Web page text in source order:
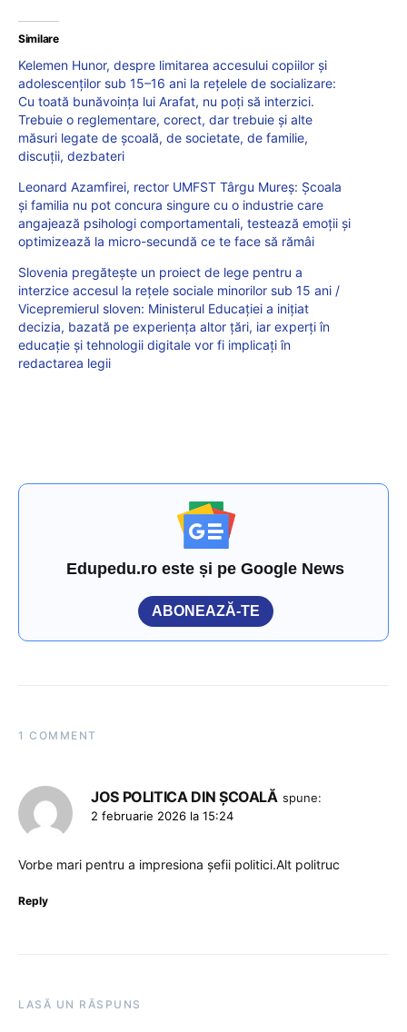
Similare
Kelemen Hunor, despre limitarea accesului copiilor și
adolescenților sub 15–16 ani la rețelele de socializare:
Cu toată bunăvoința lui Arafat, nu poți să interzici.
Trebuie o reglementare, corect, dar trebuie și alte
măsuri legate de școală, de societate, de familie,
discuții, dezbateri
Leonard Azamfirei, rector UMFST Târgu Mureș: Școala
și familia nu pot concura singure cu o industrie care
angajează psihologi comportamentali, testează emoții și
optimizează la micro-secundă ce te face să rămâi
Slovenia pregătește un proiect de lege pentru a
interzice accesul la rețele sociale minorilor sub 15 ani /
Vicepremierul sloven: Ministerul Educației a inițiat
decizia, bazată pe experiența altor țări, iar experți în
educație și tehnologii digitale vor fi implicați în
redactarea legii
Edupedu.ro este și pe Google News
ABONEAZĂ-TE
1 COMMENT
JOS POLITICA DIN ȘCOALĂ spune:
2 februarie 2026 la 15:24
Vorbe mari pentru a impresiona șefii politici.Alt politruc
Reply
LASĂ UN RĂSPUNS